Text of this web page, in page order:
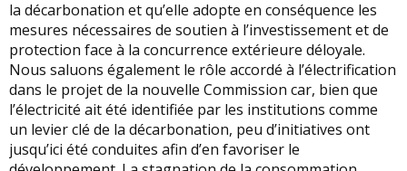
la décarbonation et qu’elle adopte en conséquence les
mesures nécessaires de soutien à l’investissement et de
protection face à la concurrence extérieure déloyale.
Nous saluons également le rôle accordé à l’électrification
dans le projet de la nouvelle Commission car, bien que
l’électricité ait été identifiée par les institutions comme
un levier clé de la décarbonation, peu d’initiatives ont
jusqu’ici été conduites afin d’en favoriser le